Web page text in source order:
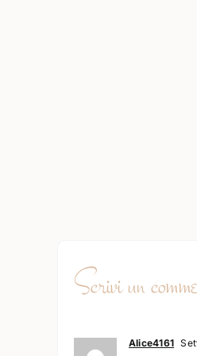
Scrivi un
Alice4161